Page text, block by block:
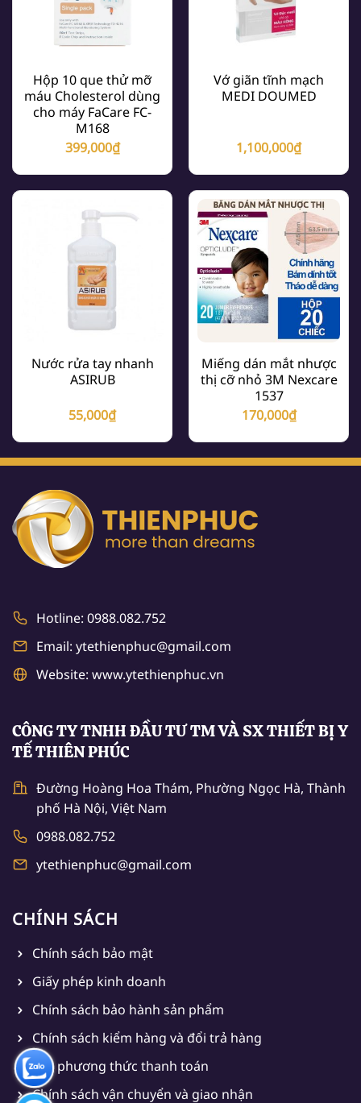
Hộp 10 que thử mỡ
máu Cholesterol dùng
cho máy FaCare FC-
M168
399,000₫
Vớ giãn tĩnh mạch
MEDI DOUMED
1,100,000₫
Nước rửa tay nhanh
ASIRUB
55,000₫
Miếng dán mắt nhược
thị cỡ nhỏ 3M Nexcare
1537
170,000₫
Hotline: 0988.082.752
Email: ytethienphuc@gmail.com
Website: www.ytethienphuc.vn
CÔNG TY TNHH ĐẦU TƯ TM VÀ SX THIẾT BỊ Y
TẾ THIÊN PHÚC
Đường Hoàng Hoa Thám, Phường Ngọc Hà, Thành
phố Hà Nội, Việt Nam
0988.082.752
ytethienphuc@gmail.com
CHÍNH SÁCH
Chính sách bảo mật
Giấy phép kinh doanh
Chính sách bảo hành sản phẩm
Chính sách kiểm hàng và đổi trả hàng
Các phương thức thanh toán
Chính sách vận chuyển và giao nhận